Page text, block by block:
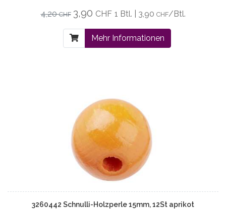
4,20CHF 3,90 CHF 1 Btl. | 3,90 CHF/Btl.
Mehr Informationen
3260442 Schnulli-Holzperle 15mm, 12St aprikot